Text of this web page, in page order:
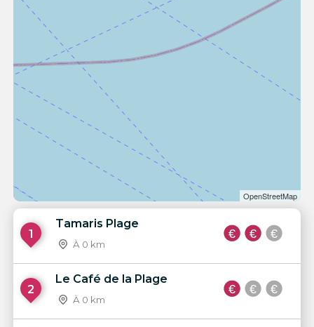
OpenStreetMap
1
Tamaris Plage
À 0 km
2
Le Café de la Plage
À 0 km